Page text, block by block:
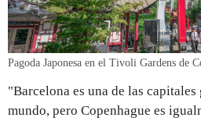
Pagoda Japonesa en el Tivoli Gardens de
"Barcelona es una de las
mundo, pero Copenhague es